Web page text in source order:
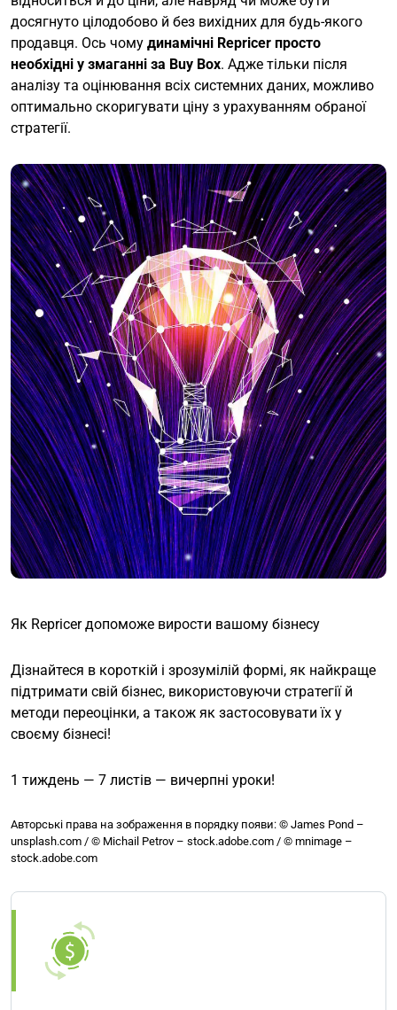
досягнуто цілодобово й без вихідних для будь-якого
продавця. Ось чому динамічні Repricer просто
необхідні у змаганні за Buy Box. Адже тільки після
аналізу та оцінювання всіх системних даних, можливо
оптимально скоригувати ціну з урахуванням обраної
стратегії.
Як Repricer допоможе вирости вашому бізнесу
Дізнайтеся в короткій і зрозумілій формі, як найкраще
підтримати свій бізнес, використовуючи стратегії й
методи переоцінки, а також як застосовувати їх у
своєму бізнесі!
1 тиждень — 7 листів — вичерпні уроки!
Авторські права на зображення в порядку появи: © James Pond –
unsplash.com / © Michail Petrov – stock.adobe.com / © mnimage –
stock.adobe.com